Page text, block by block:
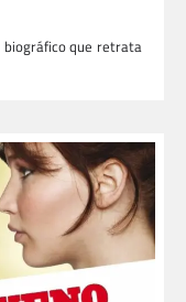
biográfico que retrata